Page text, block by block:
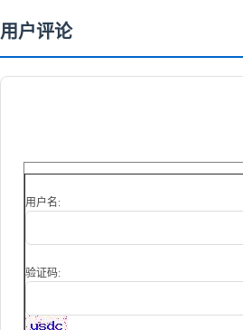
用户评论
用户名:
验证码: